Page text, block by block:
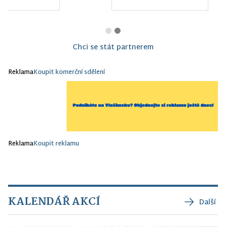
Chci se stát partnerem
ReklamaKoupit komerční sdělení
ReklamaKoupit reklamu
KALENDÁŘ AKCÍ Další